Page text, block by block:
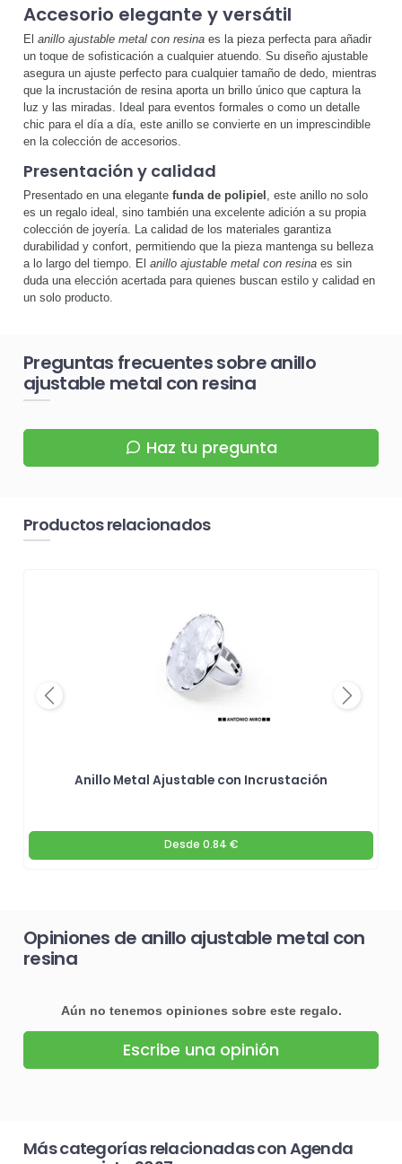
Accesorio elegante y versátil
El anillo ajustable metal con resina es la pieza perfecta para añadir
un toque de sofisticación a cualquier atuendo. Su diseño ajustable
asegura un ajuste perfecto para cualquier tamaño de dedo, mientras
que la incrustación de resina aporta un brillo único que captura la
luz y las miradas. Ideal para eventos formales o como un detalle
chic para el día a día, este anillo se convierte en un imprescindible
en la colección de accesorios.
Presentación y calidad
Presentado en una elegante funda de polipiel , este anillo no solo
es un regalo ideal, sino también una excelente adición a su propia
colección de joyería. La calidad de los materiales garantiza
durabilidad y confort, permitiendo que la pieza mantenga su belleza
a lo largo del tiempo. El anillo ajustable metal con resina es sin
duda una elección acertada para quienes buscan estilo y calidad en
un solo producto.
Preguntas frecuentes sobre anillo
ajustable metal con resina
Haz tu pregunta
Productos relacionados
Anillo Metal Ajustable con Incrustación
Desde 0.84 €
Previous Next
Opiniones de anillo ajustable metal con
resina
Aún no tenemos opiniones sobre este regalo.
Escribe una opinión
Más categorías relacionadas con Agenda